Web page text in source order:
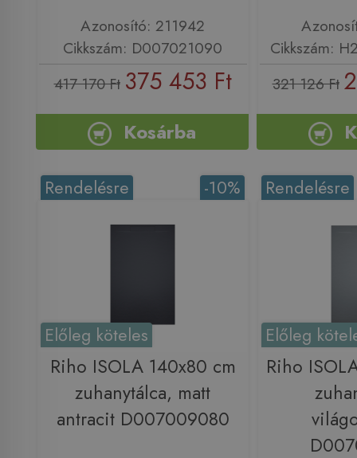
Azonosító: 211942
Cikkszám: D007021090
417 170 Ft 375 453 Ft
Kosárba
Cikkszám:
321 126 Ft
-10%
Rendelésre
Előleg köteles
Riho ISOLA 140x80 cm
zuhanytálca, matt
antracit D007009080
Rendelésre
Előleg
Riho